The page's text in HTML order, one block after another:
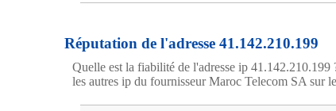
Réputation de l'adresse 41.142.210.199
Quelle est la fiabilité de l'adresse ip 41.142.210.199
les autres ip du fournisseur Maroc Telecom SA sur